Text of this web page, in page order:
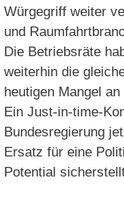
Würgegriff weiter
und
Die Betriebsräte
weiterhin die
heutigen Mangel
Ein Just-in-time-
Bundesregierung
Ersatz für eine
Potential